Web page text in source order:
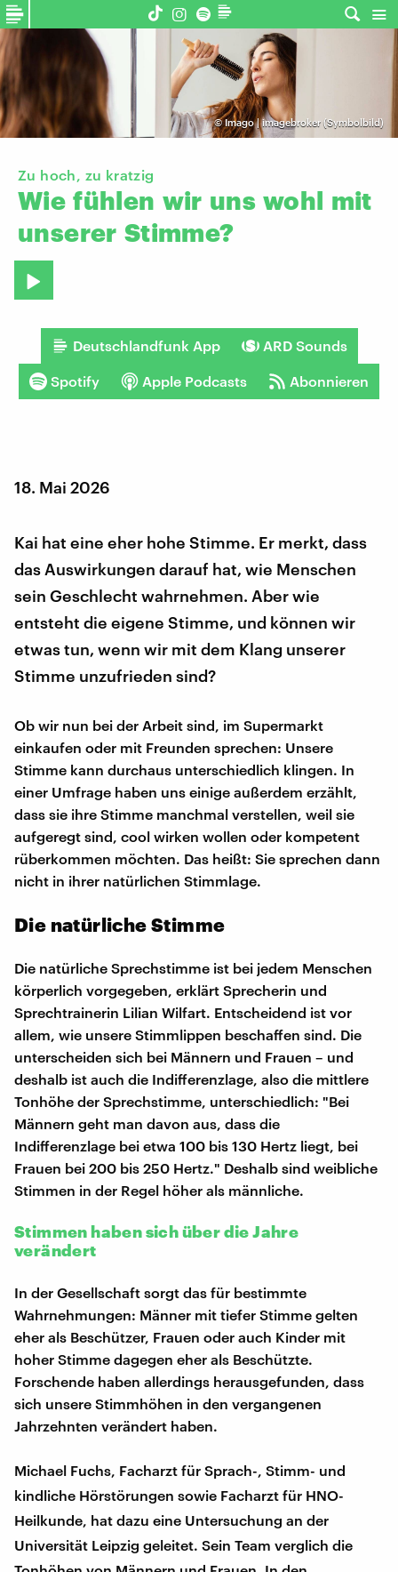
©Imago | imagebroker (Symbolbild)
Zu hoch, zu kratzig
Wie fühlen wir uns wohl mit
unserer Stimme?
Deutschlandfunk App ARD Sounds
Spotify Apple Podcasts Abonnieren
18. Mai 2026
Kai hat eine eher hohe Stimme. Er merkt, dass
das Auswirkungen darauf hat, wie Menschen
sein Geschlecht wahrnehmen. Aber wie
entsteht die eigene Stimme, und können wir
etwas tun, wenn wir mit dem Klang unserer
Stimme unzufrieden sind?
Ob wir nun bei der Arbeit sind, im Supermarkt
einkaufen oder mit Freunden sprechen: Unsere
Stimme kann durchaus unterschiedlich klingen. In
einer Umfrage haben uns einige außerdem erzählt,
dass sie ihre Stimme manchmal verstellen, weil sie
aufgeregt sind, cool wirken wollen oder kompetent
rüberkommen möchten. Das heißt: Sie sprechen dann
nicht in ihrer natürlichen Stimmlage.
Die natürliche Stimme
Die natürliche Sprechstimme ist bei jedem Menschen
körperlich vorgegeben, erklärt Sprecherin und
Sprechtrainerin Lilian Wilfart. Entscheidend ist vor
allem, wie unsere Stimmlippen beschaffen sind. Die
unterscheiden sich bei Männern und Frauen – und
deshalb ist auch die Indifferenzlage, also die mittlere
Tonhöhe der Sprechstimme, unterschiedlich: "Bei
Männern geht man davon aus, dass die
Indifferenzlage bei etwa 100 bis 130 Hertz liegt, bei
Frauen bei 200 bis 250 Hertz." Deshalb sind weibliche
Stimmen in der Regel höher als männliche.
Stimmen haben sich über die Jahre
verändert
In der Gesellschaft sorgt das für bestimmte
Wahrnehmungen: Männer mit tiefer Stimme gelten
eher als Beschützer, Frauen oder auch Kinder mit
hoher Stimme dagegen eher als Beschützte.
Forschende haben allerdings herausgefunden, dass
sich unsere Stimmhöhen in den vergangenen
Jahrzehnten verändert haben.
Michael Fuchs, Facharzt für Sprach-, Stimm- und
kindliche Hörstörungen sowie Facharzt für HNO-
Heilkunde, hat dazu eine Untersuchung an der
Universität Leipzig geleitet. Sein Team verglich die